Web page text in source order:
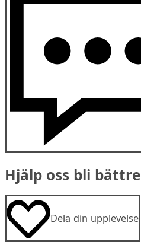
Hjälp oss bli bättre
Dela din upplevelse